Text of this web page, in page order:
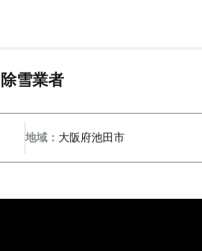
雪業者
地域： 大阪府池田市